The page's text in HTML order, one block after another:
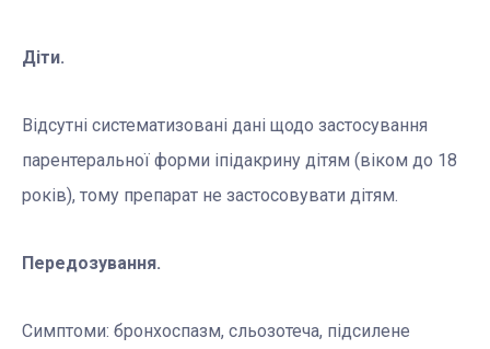
Діти.
Відсутні систематизовані дані щодо застосування
парентеральної форми іпідакрину дітям (віком до 18
років), тому препарат не застосовувати дітям.
Передозування.
Симптоми: бронхоспазм, сльозотеча, підсилене